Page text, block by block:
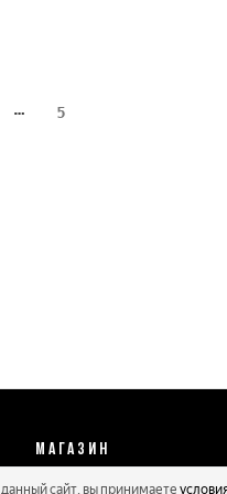
5
МАГАЗИН
Реквизиты
сайт, вы принимаете